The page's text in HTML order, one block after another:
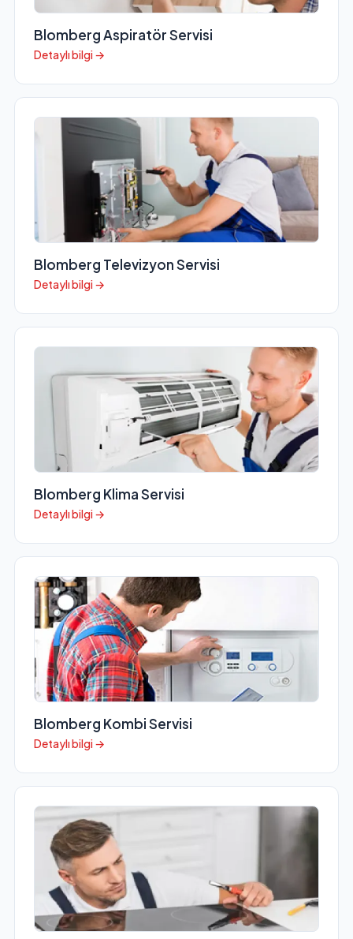
Blomberg Aspiratör Servisi
Detaylı bilgi →
Blomberg Televizyon Servisi
Detaylı bilgi →
Blomberg Klima Servisi
Detaylı bilgi →
Blomberg Kombi Servisi
Detaylı bilgi →